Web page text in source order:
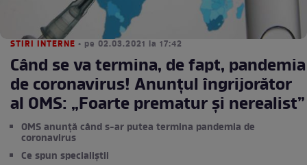
STIRI INTERNE • pe 02.03.2021 la 17:42
Când se va termina, de fapt, pandemia
de coronavirus! Anunțul îngrijorător
al OMS: „Foarte prematur și nerealist”
OMS anunță când s-ar putea termina pandemia de
coronavirus
Ce spun specialiștii